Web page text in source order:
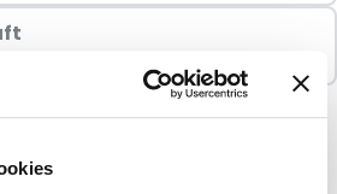
(schicker Luftpolster-
alle fantastischen